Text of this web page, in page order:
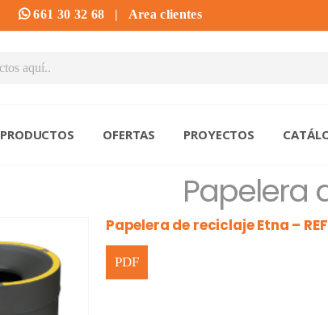
661 30 32 68 | Area clientes
PRODUCTOS OFERTAS PROYECTOS
Papelera
Papelera de reciclaje Etna –